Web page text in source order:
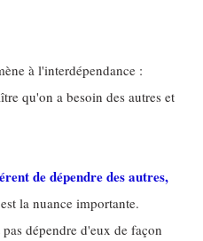
à l'interdépendance :
qu'on a besoin des autres et
de dépendre des autres,
la nuance importante.
dépendre d'eux de façon